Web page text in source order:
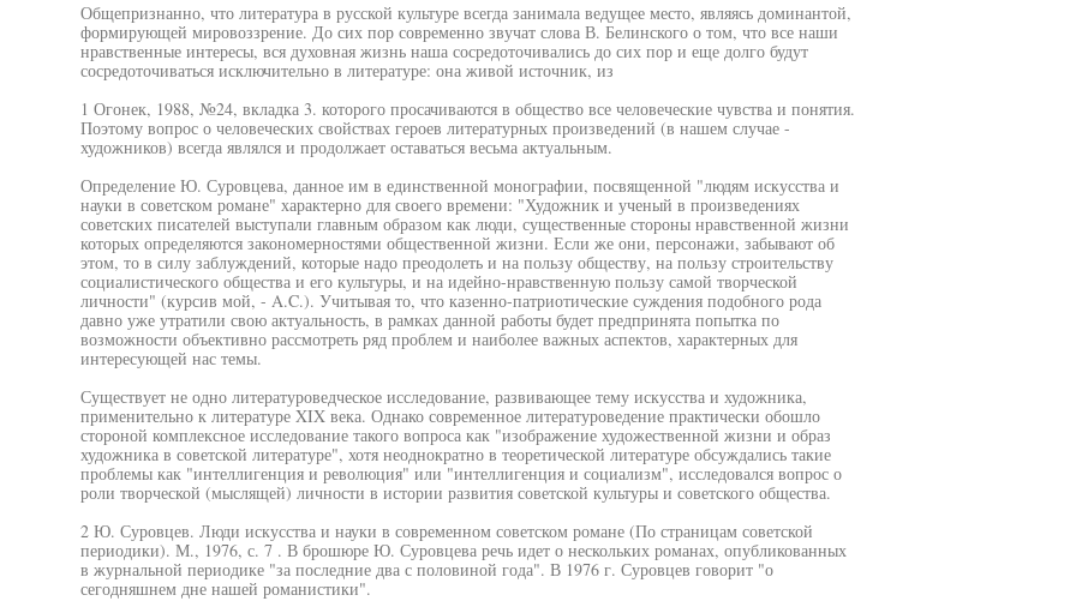
Общепризнанно, что литература в русской культуре всегда занимала ведущее место, являясь доминантой,
формирующей мировоззрение. До сих пор современно звучат слова В. Белинского о том, что все наши
нравственные интересы, вся духовная жизнь наша сосредоточивались до сих пор и еще долго будут
сосредоточиваться исключительно в литературе: она живой источник, из
1 Огонек, 1988, №24, вкладка 3. которого просачиваются в общество все человеческие чувства и понятия.
Поэтому вопрос о человеческих свойствах героев литературных произведений (в нашем случае -
художников) всегда являлся и продолжает оставаться весьма актуальным.
Определение Ю. Суровцева, данное им в единственной монографии, посвященной "людям искусства и
науки в советском романе" характерно для своего времени: "Художник и ученый в произведениях
советских писателей выступали главным образом как люди, существенные стороны нравственной жизни
которых определяются закономерностями общественной жизни. Если же они, персонажи, забывают об
этом, то в силу заблуждений, которые надо преодолеть и на пользу обществу, на пользу строительству
социалистического общества и его культуры, и на идейно-нравственную пользу самой творческой
личности" (курсив мой, - A.C.). Учитывая то, что казенно-патриотические суждения подобного рода
давно уже утратили свою актуальность, в рамках данной работы будет предпринята попытка по
возможности объективно рассмотреть ряд проблем и наиболее важных аспектов, характерных для
интересующей нас темы.
Существует не одно литературоведческое исследование, развивающее тему искусства и художника,
применительно к литературе XIX века. Однако современное литературоведение практически обошло
стороной комплексное исследование такого вопроса как "изображение художественной жизни и образ
художника в советской литературе", хотя неоднократно в теоретической литературе обсуждались такие
проблемы как "интеллигенция и революция" или "интеллигенция и социализм", исследовался вопрос о
роли творческой (мыслящей) личности в истории развития советской культуры и советского общества.
2 Ю. Суровцев. Люди искусства и науки в современном советском романе (По страницам советской
периодики). М., 1976, с. 7 . В брошюре Ю. Суровцева речь идет о нескольких романах, опубликованных
в журнальной периодике "за последние два с половиной года". В 1976 г. Суровцев говорит "о
сегодняшнем дне нашей романистики".